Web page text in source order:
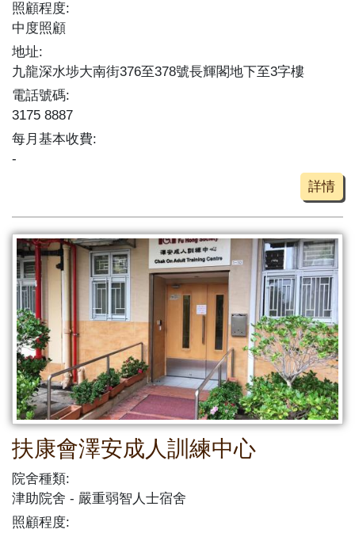
照顧程度:
中度照顧
地址:
九龍深水埗大南街376至378號長輝閣地下至3字樓
電話號碼:
3175 8887
每月基本收費:
-
詳情
扶康會澤安成人訓練中心
院舍種類:
津助院舍
嚴重弱智人士宿舍
照顧程度: